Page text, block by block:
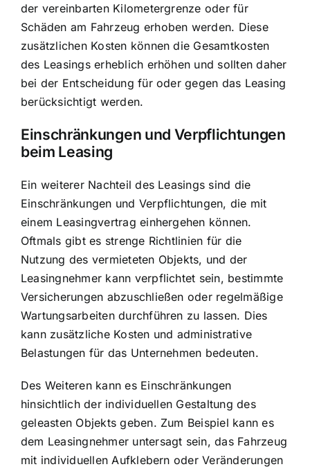
der vereinbarten Kilometergrenze oder für
Schäden am Fahrzeug erhoben werden. Diese
zusätzlichen Kosten können die Gesamtkosten
des Leasings erheblich erhöhen und sollten daher
bei der Entscheidung für oder gegen das Leasing
berücksichtigt werden.
Einschränkungen und Verpflichtungen
beim Leasing
Ein weiterer Nachteil des Leasings sind die
Einschränkungen und Verpflichtungen, die mit
einem Leasingvertrag einhergehen können.
Oftmals gibt es strenge Richtlinien für die
Nutzung des vermieteten Objekts, und der
Leasingnehmer kann verpflichtet sein, bestimmte
Versicherungen abzuschließen oder regelmäßige
Wartungsarbeiten durchführen zu lassen. Dies
kann zusätzliche Kosten und administrative
Belastungen für das Unternehmen bedeuten.
Des Weiteren kann es Einschränkungen
hinsichtlich der individuellen Gestaltung des
geleasten Objekts geben. Zum Beispiel kann es
dem Leasingnehmer untersagt sein, das Fahrzeug
mit individuellen Aufklebern oder Veränderungen